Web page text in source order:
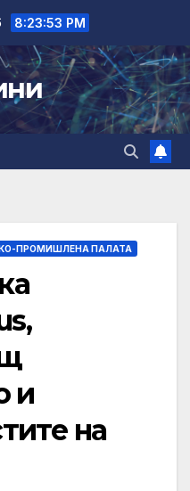
8:23:54 PM
ПРОМИШЛЕНА ПАЛАТА
и
на